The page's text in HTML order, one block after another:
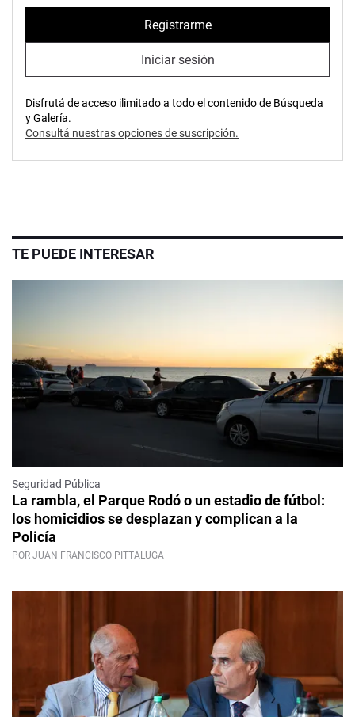
Registrarme
Iniciar sesión
Disfrutá de acceso ilimitado a todo el contenido de Búsqueda
y Galería.
Consultá nuestras opciones de suscripción.
TE PUEDE INTERESAR
Seguridad Pública
La rambla, el Parque Rodó o un estadio de fútbol:
los homicidios se desplazan y complican a la
Policía
POR JUAN FRANCISCO PITTALUGA